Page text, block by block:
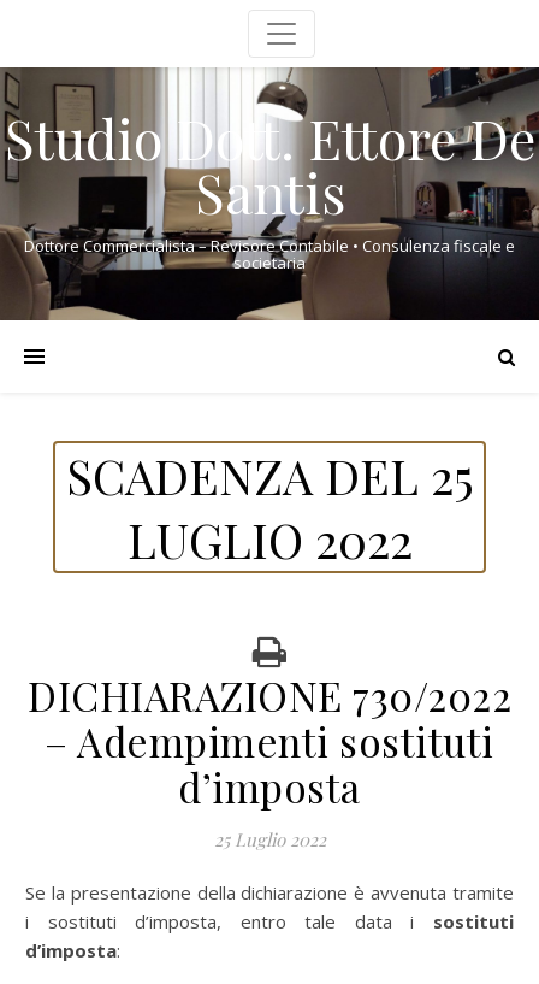
Studio Dott. Ettore De
Santis
Dottore Commercialista – Revisore Contabile • Consulenza fiscale e
societaria
SCADENZA DEL 25
LUGLIO 2022
DICHIARAZIONE 730/2022
– Adempimenti sostituti
d’imposta
25 Luglio 2022
Se la presentazione della dichiarazione è avvenuta tramite
i sostituti d’imposta, entro tale data i sostituti
d’imposta: